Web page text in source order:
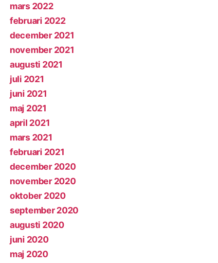
mars 2022
februari 2022
december 2021
november 2021
augusti 2021
juli 2021
juni 2021
maj 2021
april 2021
mars 2021
februari 2021
december 2020
november 2020
oktober 2020
september 2020
augusti 2020
juni 2020
maj 2020